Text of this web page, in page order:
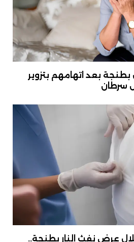
بعد اتهامهم بتزوير
سرطان
عرض نفث النار بطنجة..